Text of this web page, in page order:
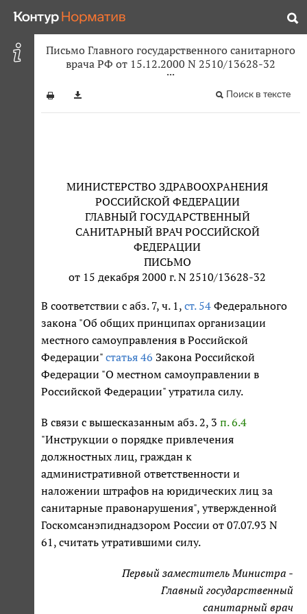
Письмо Главного государственного санитарного
врача РФ от 15.12.2000 N 2510/13628-32
Поиск в тексте
МИНИСТЕРСТВО ЗДРАВООХРАНЕНИЯ
РОССИЙСКОЙ ФЕДЕРАЦИИ
ГЛАВНЫЙ ГОСУДАРСТВЕННЫЙ
САНИТАРНЫЙ ВРАЧ РОССИЙСКОЙ
ФЕДЕРАЦИИ
ПИСЬМО
от 15 декабря 2000 г. N 2510/13628-32
В соответствии с абз. 7, ч. 1, ст. 54 Федерального
закона "Об общих принципах организации
местного самоуправления в Российской
Федерации" статья 46 Закона Российской
Федерации "О местном самоуправлении в
Российской Федерации" утратила силу.
В связи с вышесказанным абз. 2, 3 п. 6.4
"Инструкции о порядке привлечения
должностных лиц, граждан к
административной ответственности и
наложении штрафов на юридических лиц за
санитарные правонарушения", утвержденной
Госкомсанэпиднадзором России от 07.07.93 N
61, считать утратившими силу.
Первый заместитель Министра -
Главный государственный
санитарный врач